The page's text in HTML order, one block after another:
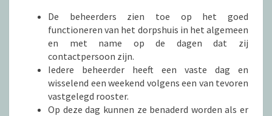
De beheerders zien toe op het goed
functioneren van het dorpshuis in het algemeen
en met name op de dagen dat zij
contactpersoon zijn.
Iedere beheerder heeft een vaste dag en
wisselend een weekend volgens een van tevoren
vastgelegd rooster.
Op deze dag kunnen ze benaderd worden als er